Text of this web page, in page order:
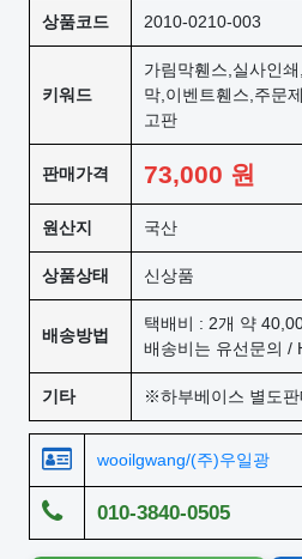
상품코드 2010-0210-003
키워드
가림막휀스,실사인
막,이벤트휀스,주문
고판
판매가격 73,000 원
원산지 국산
상품상태 신상품
배송방법
택배비 : 2개 약
배송비는 유선문의 /
기타 ※하부베이스 별도
wooilgwang/(주)우일광
010-3840-0505